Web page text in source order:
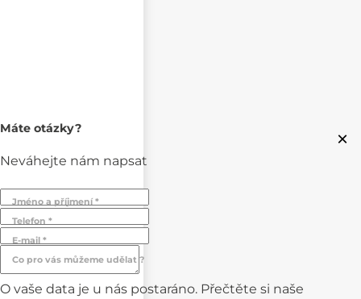
×
Máte otázky?
Neváhejte nám napsat
Jméno a příjmení *
Telefon *
E-mail *
Co pro vás můžeme udělat ?
O vaše data je u nás postaráno. Přečtěte si naše